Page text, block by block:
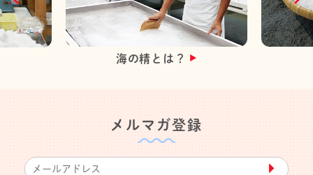
海の精とは？
メルマガ登録
▶︎